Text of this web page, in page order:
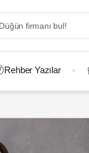
Rehber Yazılar